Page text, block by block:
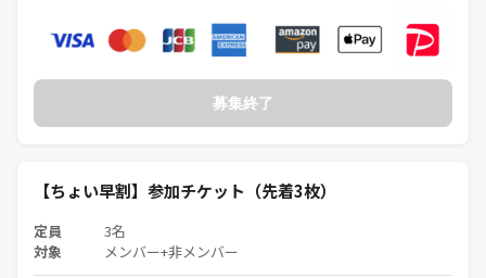
■アクセス：
駅徒歩1分の好立地
JR大塚駅徒歩1分
東京さくらトラム（都電荒川線） 巣鴨新田駅 徒歩8分
東京さくらトラム（都電荒川線） 庚申塚駅 徒歩16分
JR山手線 巣鴨駅 徒歩15分
募集終了
【ちょい早割】参加チケット（先着3枚）
定員 3名
対象 メンバー+非メンバー